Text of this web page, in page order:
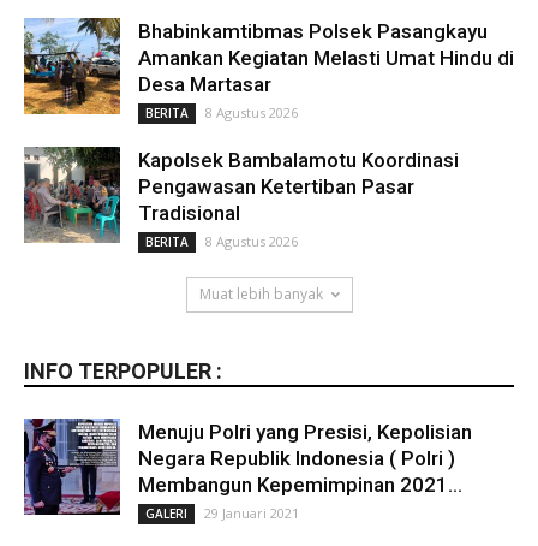
Bhabinkamtibmas Polsek Pasangkayu
Amankan Kegiatan Melasti Umat Hindu di
Desa Martasar
BERITA 8 Agustus 2026
Kapolsek Bambalamotu Koordinasi
Pengawasan Ketertiban Pasar
Tradisional
BERITA 8 Agustus 2026
Muat lebih banyak
INFO TERPOPULER :
Menuju Polri yang Presisi, Kepolisian
Negara Republik Indonesia ( Polri )
Membangun Kepemimpinan 2021...
GALERI 29 Januari 2021